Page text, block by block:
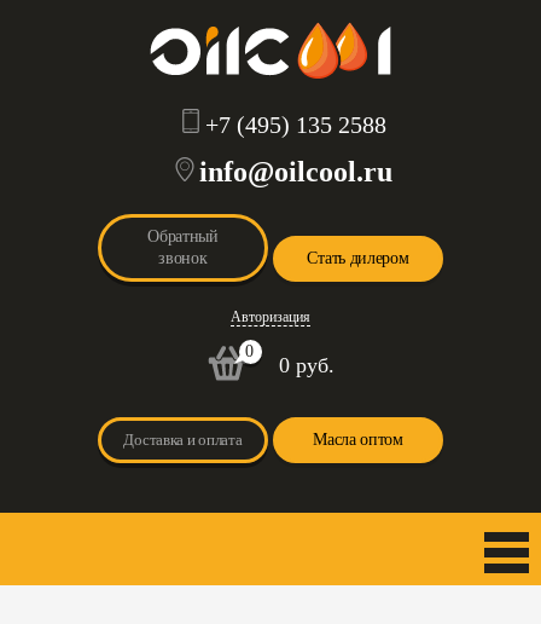
+7 (495) 135 2588
info@oilcool.ru
Обратный
звонок
Стать дилером
Авторизация
0
0 руб.
Доставка и оплата Масла оптом